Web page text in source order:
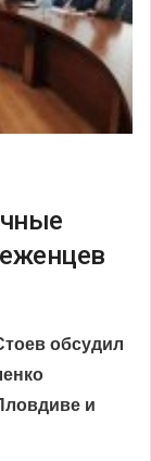
обсудил
и